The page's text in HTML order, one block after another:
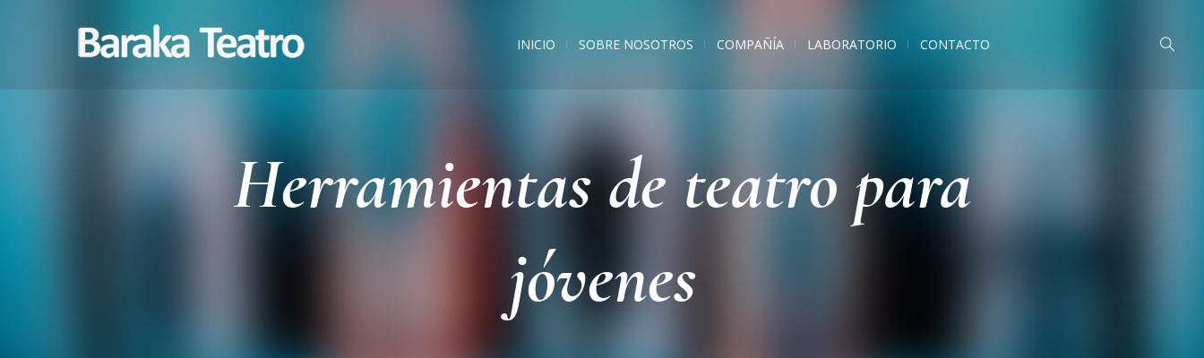
INICIO SOBRE NOSOTROS COMPAÑÍA LABORATORIO CONTACTO
Herramientas de teatro para
jóvenes